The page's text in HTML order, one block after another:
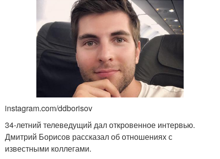
instagram.com/ddborisov
34-летний телеведущий дал откровенное интервью.
Дмитрий Борисов рассказал об отношениях с
известными коллегами.